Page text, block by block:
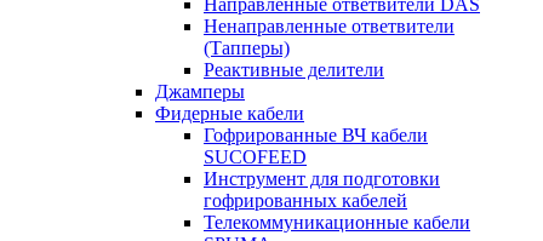
Направленные ответвители DAS
Ненаправленные ответвители
(Тапперы)
Реактивные делители
Джамперы
Фидерные кабели
Гофрированные ВЧ кабели
SUCOFEED
Инструмент для подготовки
гофрированных кабелей
Телекоммуникационные кабели